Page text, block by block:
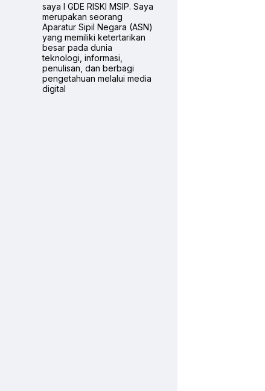
saya I GDE RISKI MSIP. Saya
merupakan seorang
Aparatur Sipil Negara (ASN)
yang memiliki ketertarikan
besar pada dunia
teknologi, informasi,
penulisan, dan berbagi
pengetahuan melalui media
digital